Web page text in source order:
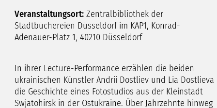
Veranstaltungsort: Zentralbibliothek der
Stadtbüchereien Düsseldorf im KAP1, Konrad-
Adenauer-Platz 1, 40210 Düsseldorf
In ihrer Lecture-Performance erzählen die beiden
ukrainischen Künstler Andrii Dostliev und Lia Dostlieva
die Geschichte eines Fotostudios aus der Kleinstadt
Swjatohirsk in der Ostukraine. Über Jahrzehnte hinweg